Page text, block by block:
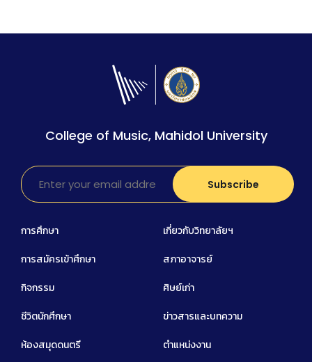
College of Music, Mahidol University
การศึกษา
การสมัครเข้าศึกษา
กิจกรรม
ชีวิตนักศึกษา
ห้องสมุดดนตรี
เกี่ยวกับวิทยาลัยฯ
สภาอาจารย์
ศิษย์เก่า
ข่าวสารและบทความ
ตำแหน่งงาน